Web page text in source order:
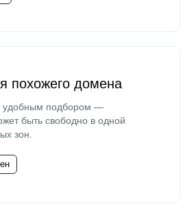
похожего домена
удобным подбором —
быть свободно в одной
зон.